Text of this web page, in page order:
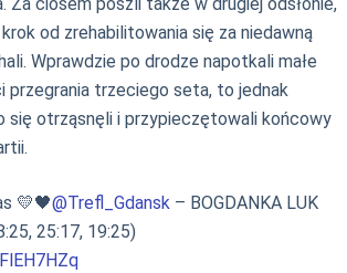
Za ciosem poszli także w drugiej odsłonie,
od zrehabilitowania się za niedawną
Wprawdzie po drodze napotkali małe
przegrania trzeciego seta, to jednak
się otrząsnęli i przypieczętowali końcowy
💛🖤@Trefl_Gdansk – BOGDANKA LUK
25:17, 19:25)